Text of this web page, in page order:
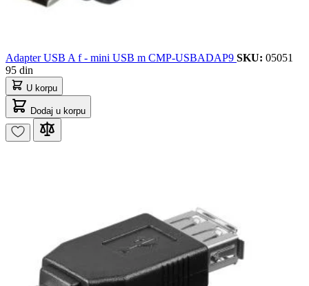
Adapter USB A f - mini USB m CMP-USBADAP9 SKU: 05051
95 din
U korpu
Dodaj u korpu